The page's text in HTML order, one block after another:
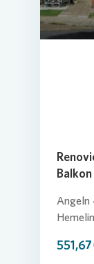
Balkon
Angeln